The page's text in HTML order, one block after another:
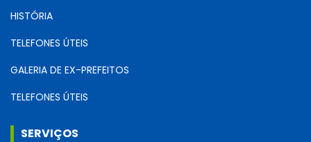
HISTÓRIA
TELEFONES ÚTEIS
GALERIA DE EX-PREFEITOS
TELEFONES ÚTEIS
SERVIÇOS